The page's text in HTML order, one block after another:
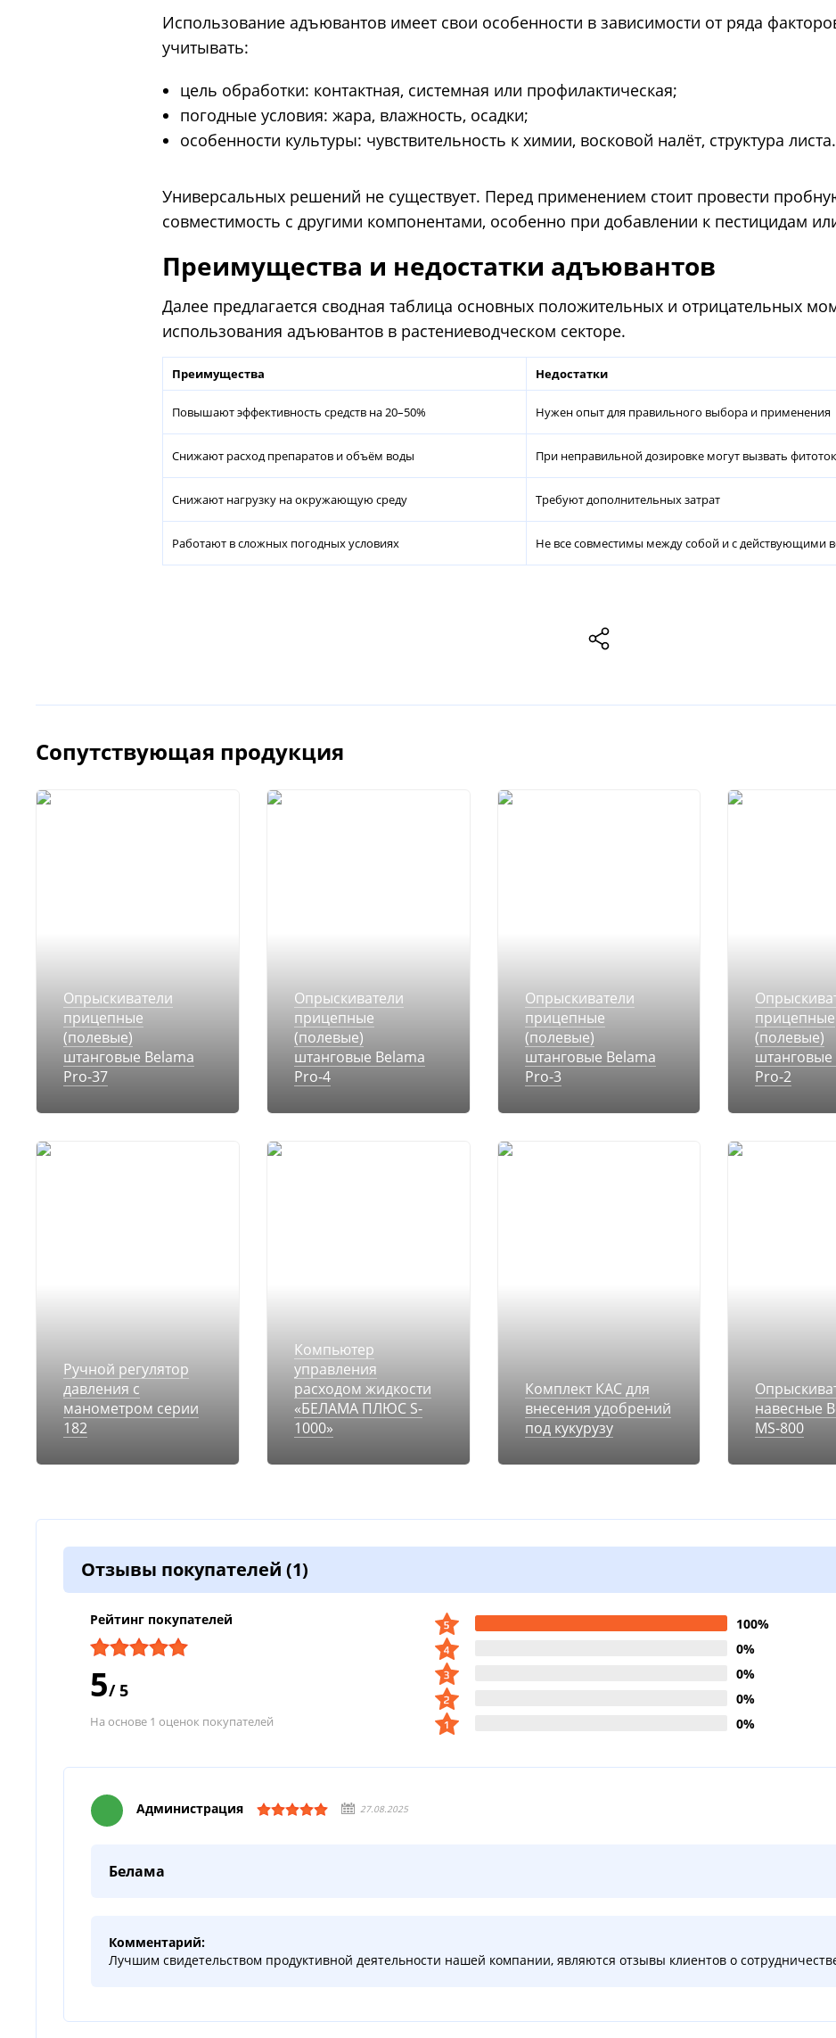
Использование адъювантов имеет свои особенности в зависимости от ряда
учитывать:
цель обработки: контактная, системная или профилактическая;
погодные условия: жара, влажность, осадки;
особенности культуры: чувствительность к химии, восковой налёт, структура листа.
Универсальных решений не существует. Перед применением стоит провести
совместимость с другими компонентами, особенно при добавлении к пестицидам
Преимущества и недостатки адъювантов
Далее предлагается сводная таблица основных положительных и отрицательных
использования адъювантов в растениеводческом секторе.
Преимущества Недостатки
Повышают эффективность средств на 20–50% Нужен опыт для правильного выбора и применения
Снижают расход препаратов и объём воды При неправильной дозировке могут вызвать
Снижают нагрузку на окружающую среду Требуют дополнительных затрат
Работают в сложных погодных условиях Не все совместимы между собой и с действующими
Сопутствующая продукция
Опрыскиватели
прицепные
(полевые)
штанговые Belama
Pro-37
Опрыскиватели
прицепные
(полевые)
штанговые Belama
Pro-4
Опрыскиватели
прицепные
(полевые)
штанговые Belama
Pro-3
прицепные
(полевые)
штанговые
Pro-2
Ручной регулятор
давления с
манометром серии
182
Компьютер
управления
расходом жидкости
«БЕЛАМА ПЛЮС S-
1000»
Комплект КАС для
внесения удобрений
под кукурузу
навесные
MS-800
Отзывы покупателей (1)
Рейтинг покупателей
5/5
На основе 1 оценок покупателей
100%
0%
0%
0%
0%
Администрация 27.08.2025
Белама
Комментарий:
Лучшим свидетельством продуктивной деятельности нашей компании, являются отзывы клиентов о